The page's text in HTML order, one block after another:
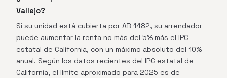
Vallejo?
Si su unidad está cubierta por AB 1482, su arrendador
puede aumentar la renta no más del 5% más el IPC
estatal de California, con un máximo absoluto del 10%
anual. Según los datos recientes del IPC estatal de
California, el límite aproximado para 2025 es de